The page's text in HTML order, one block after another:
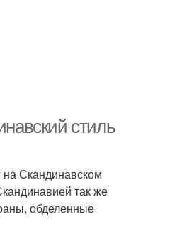
стиль
Скандинавском
так же
обделенные